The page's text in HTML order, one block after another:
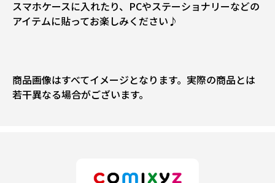
スマホケースに入れたり、PCやステーショナリーなどの
アイテムに貼ってお楽しみください♪
商品画像はすべてイメージとなります。実際の商品とは
若干異なる場合がございます。